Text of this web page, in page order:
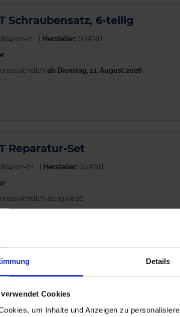
Details
verwendet Cookies
um Inhalte und Anzeigen zu
Schraubensatz, 6-teilig
864102-21 Hersteller:GRANIT
ab Dienstag, 11. August 2026
Reparatur-Set
864102-01 Hersteller:GRANIT
ab 13.08.26
Safety Box
43 Hersteller: